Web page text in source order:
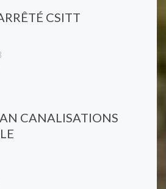
CSITT
CANALISATIONS